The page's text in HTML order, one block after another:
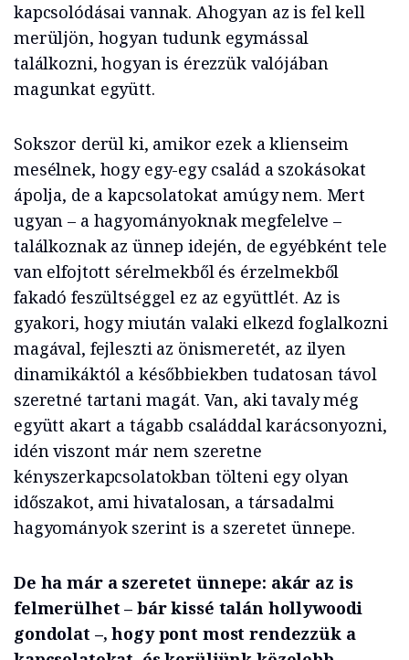
kapcsolódásai vannak. Ahogyan az is fel kell
merüljön, hogyan tudunk egymással
találkozni, hogyan is érezzük valójában
magunkat együtt.
Sokszor derül ki, amikor ezek a klienseim
mesélnek, hogy egy-egy család a szokásokat
ápolja, de a kapcsolatokat amúgy nem. Mert
ugyan – a hagyományoknak megfelelve –
találkoznak az ünnep idején, de egyébként tele
van elfojtott sérelmekből és érzelmekből
fakadó feszültséggel ez az együttlét. Az is
gyakori, hogy miután valaki elkezd foglalkozni
magával, fejleszti az önismeretét, az ilyen
dinamikáktól a későbbiekben tudatosan távol
szeretné tartani magát. Van, aki tavaly még
együtt akart a tágabb családdal karácsonyozni,
idén viszont már nem szeretne
kényszerkapcsolatokban tölteni egy olyan
időszakot, ami hivatalosan, a társadalmi
hagyományok szerint is a szeretet ünnepe.
De ha már a szeretet ünnepe: akár az is
felmerülhet – bár kissé talán hollywoodi
gondolat –, hogy pont most rendezzük a